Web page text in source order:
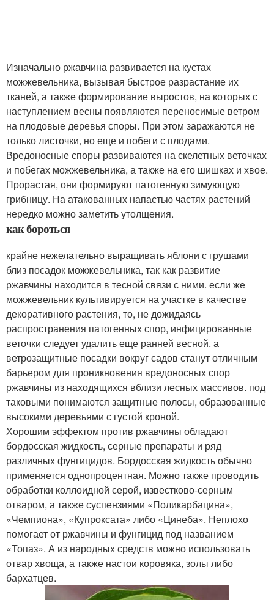
Изначально ржавчина развивается на кустах
можжевельника, вызывая быстрое разрастание их
тканей, а также формирование выростов, на которых с
наступлением весны появляются переносимые ветром
на плодовые деревья споры. При этом заражаются не
только листочки, но еще и побеги с плодами.
Вредоносные споры развиваются на скелетных веточках
и побегах можжевельника, а также на его шишках и хвое.
Прорастая, они формируют патогенную зимующую
грибницу. На атакованных напастью частях растений
нередко можно заметить утолщения.
как бороться
крайне нежелательно выращивать яблони с грушами
близ посадок можжевельника, так как развитие
ржавчины находится в тесной связи с ними. если же
можжевельник культивируется на участке в качестве
декоративного растения, то, не дожидаясь
распространения патогенных спор, инфицированные
веточки следует удалить еще ранней весной. а
ветрозащитные посадки вокруг садов станут отличным
барьером для проникновения вредоносных спор
ржавчины из находящихся вблизи лесных массивов. под
таковыми понимаются защитные полосы, образованные
высокими деревьями с густой кроной.
Хорошим эффектом против ржавчины обладают
бордосская жидкость, серные препараты и ряд
различных фунгицидов. Бордосская жидкость обычно
применяется однопроцентная. Можно также проводить
обработки коллоидной серой, известково-серным
отваром, а также суспензиями «Поликарбацина»,
«Чемпиона», «Купроксата» либо «Цинеба». Неплохо
помогает от ржавчины и фунгицид под названием
«Топаз». А из народных средств можно использовать
отвар хвоща, а также настои коровяка, золы либо
бархатцев.